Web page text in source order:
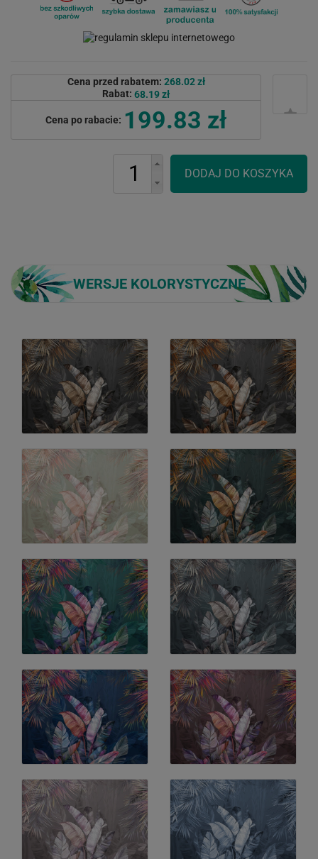
Cena przed rabatem: 268.02 zł
Rabat: 68.19 zł
Cena po rabacie: 199.83 zł
WERSJE KOLORYSTYCZNE